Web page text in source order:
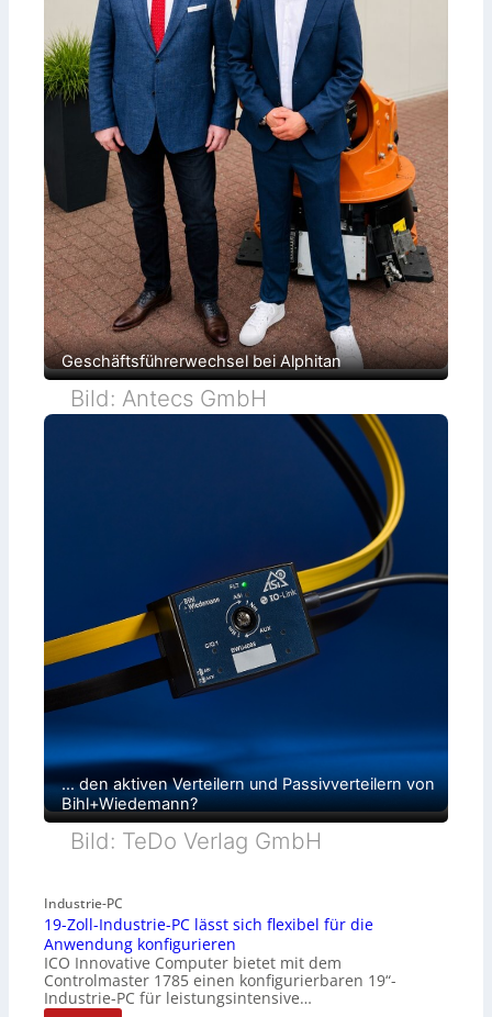
Geschäftsführerwechsel bei Alphitan
Bild: Antecs GmbH
… den aktiven Verteilern und Passivverteilern von
Bihl+Wiedemann?
Bild: TeDo Verlag GmbH
Industrie-PC
19-Zoll-Industrie-PC lässt sich flexibel für die
Anwendung konfigurieren
ICO Innovative Computer bietet mit dem
Controlmaster 1785 einen konfigurierbaren 19“-
Industrie-PC für leistungsintensive…